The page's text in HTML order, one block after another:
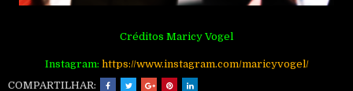
Créditos Maricy Vogel
Instagram: https://www.instagram.com/maricyvogel/
COMPARTILHAR: